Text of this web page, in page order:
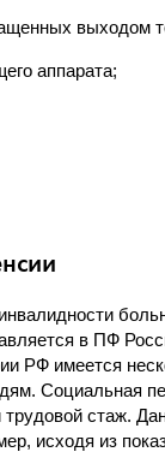
выходом
аппарата;
в ПФ
РФ имеется
Социальная
стаж.
исходя из